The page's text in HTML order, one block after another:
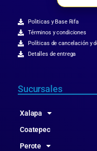
Politicas y Base Rifa
Términos y condiciones
Políticas de cancelación y
Detalles de entrega
Sucursales
Xalapa
Coatepec
Perote